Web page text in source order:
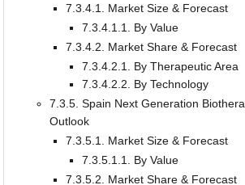
7.3.4.1. Market Size & Forecast
7.3.4.1.1. By Value
7.3.4.2. Market Share & Forecast
7.3.4.2.1. By Therapeutic Area
7.3.4.2.2. By Technology
7.3.5. Spain Next Generation
Outlook
7.3.5.1. Market Size & Forecast
7.3.5.1.1. By Value
7.3.5.2. Market Share & Forecast